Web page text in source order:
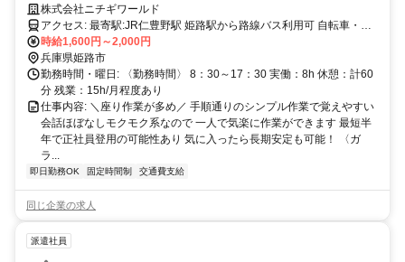
要・来社なし・かんたん！電話で登録完了】
株式会社ニチギワールド
アクセス: 最寄駅:JR仁豊野駅 姫路駅から路線バス利用可 自転車・バ
イク・クルマ通勤が便利！ 駐車場・駐輪場あり（無料）
時給1,600円～2,000円
兵庫県姫路市
勤務時間・曜日: 〈勤務時間〉 8：30～17：30 実働：8h 休憩：計60
分 残業：15h/月程度あり
仕事内容: ＼座り作業が多め／ 手順通りのシンプル作業で覚えやすい
会話ほぼなしモクモク系なので 一人で気楽に作業ができます 最短半
年で正社員登用の可能性あり 気に入ったら長期安定も可能！ 〈ガ
ラ...
即日勤務OK 固定時間制 交通費支給
同じ企業の求人
派遣社員